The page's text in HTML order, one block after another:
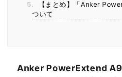
5.
【まとめ】「Anker
ついて
Anker PowerExtend